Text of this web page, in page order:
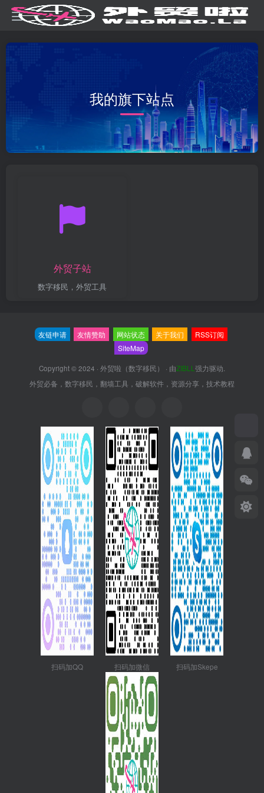
我的旗下站点
外贸子站
数字移民，外贸工具
友链申请 友情赞助 网站状态 关于我们
RSS订阅
SiteMap
Copyright © 2024 · 外贸啦（数字移民） · 由ZIBLL 强力驱动.
外贸必备，数字移民，翻墙工具，破解软件，资源分享，技术教程
扫码加QQ 扫码加微信 扫码加Skepe